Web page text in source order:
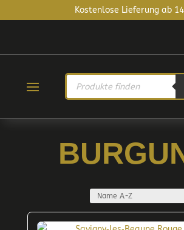
Kostenlose Lieferung ab
PRODUCTS
SEARCH